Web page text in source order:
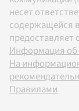
несет
содержащейся
Информация об
На
Правилами